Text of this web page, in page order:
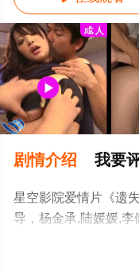
剧情介绍 我要
星空影院爱情片《遗
导，杨金承,陆媛媛,
机免费观看高清未删